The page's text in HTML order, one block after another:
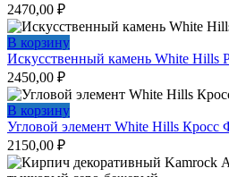
2470,00 ₽
В корзину
Искусственный камень White Hills
2450,00 ₽
В корзину
Угловой элемент White Hills Кросс
2150,00 ₽